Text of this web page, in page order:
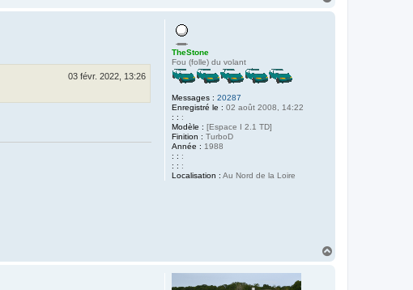
TheStone
Fou (folle) du volant
Messages : 20287
Enregistré le : 02 août 2008, 14:22
: : :
Modèle : [Espace I 2.1 TD]
Finition : TurboD
Année : 1988
: : :
: : :
Localisation : Au Nord de la Loire
03 févr. 2022, 13:26